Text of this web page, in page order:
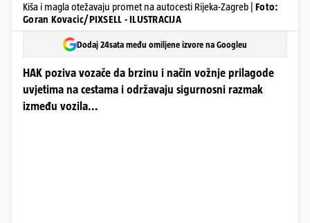
Kiša i magla otežavaju promet na autocesti Rijeka-Zagreb | Foto:
Goran Kovacic/PIXSELL - ILUSTRACIJA
Dodaj 24sata među omiljene izvore na Googleu
HAK poziva vozače da brzinu i način vožnje prilagode
uvjetima na cestama i održavaju sigurnosni razmak
između vozila...